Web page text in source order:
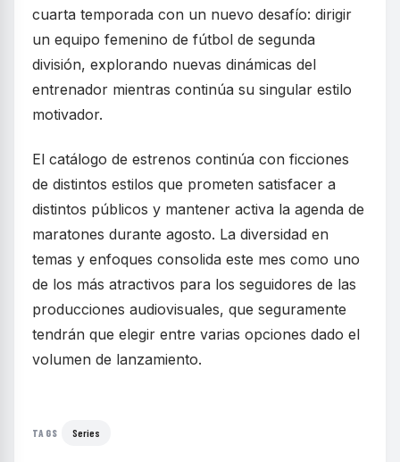
cuarta temporada con un nuevo desafío: dirigir
un equipo femenino de fútbol de segunda
división, explorando nuevas dinámicas del
entrenador mientras continúa su singular estilo
motivador.
El catálogo de estrenos continúa con ficciones
de distintos estilos que prometen satisfacer a
distintos públicos y mantener activa la agenda de
maratones durante agosto. La diversidad en
temas y enfoques consolida este mes como uno
de los más atractivos para los seguidores de las
producciones audiovisuales, que seguramente
tendrán que elegir entre varias opciones dado el
volumen de lanzamiento.
TAGS Series